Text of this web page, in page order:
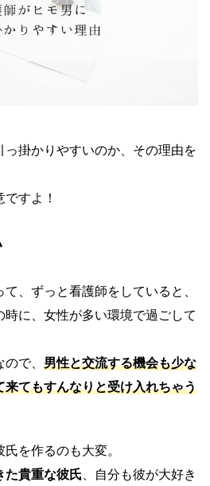
掛かりやすいのか、その理由を
すよ！
、ずっと看護師をしていると、
に、女性が多い環境で過ごして
で、 男性と交流する機会も少な
てもすんなりと受け入れちゃう
を作るのも大変。
た貴重な彼氏 、自分も彼が大好き